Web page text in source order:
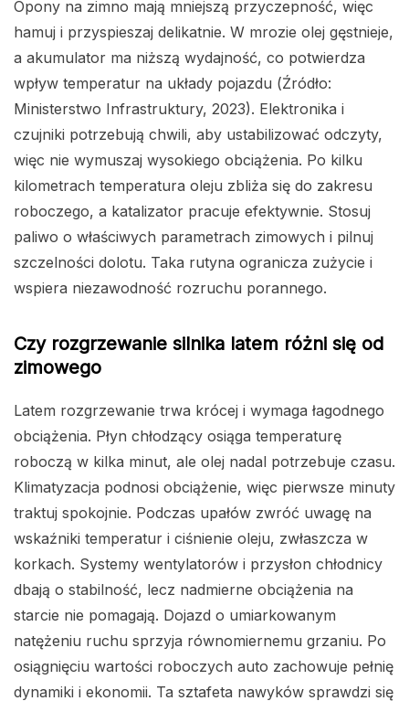
Opony na zimno mają mniejszą przyczepność, więc
hamuj i przyspieszaj delikatnie. W mrozie olej gęstnieje,
a akumulator ma niższą wydajność, co potwierdza
wpływ temperatur na układy pojazdu (Źródło:
Ministerstwo Infrastruktury, 2023). Elektronika i
czujniki potrzebują chwili, aby ustabilizować odczyty,
więc nie wymuszaj wysokiego obciążenia. Po kilku
kilometrach temperatura oleju zbliża się do zakresu
roboczego, a katalizator pracuje efektywnie. Stosuj
paliwo o właściwych parametrach zimowych i pilnuj
szczelności dolotu. Taka rutyna ogranicza zużycie i
wspiera niezawodność rozruchu porannego.
Czy rozgrzewanie silnika latem różni się od
zimowego
Latem rozgrzewanie trwa krócej i wymaga łagodnego
obciążenia. Płyn chłodzący osiąga temperaturę
roboczą w kilka minut, ale olej nadal potrzebuje czasu.
Klimatyzacja podnosi obciążenie, więc pierwsze minuty
traktuj spokojnie. Podczas upałów zwróć uwagę na
wskaźniki temperatur i ciśnienie oleju, zwłaszcza w
korkach. Systemy wentylatorów i przysłon chłodnicy
dbają o stabilność, lecz nadmierne obciążenia na
starcie nie pomagają. Dojazd o umiarkowanym
natężeniu ruchu sprzyja równomiernemu grzaniu. Po
osiągnięciu wartości roboczych auto zachowuje pełnię
dynamiki i ekonomii. Ta sztafeta nawyków sprawdzi się